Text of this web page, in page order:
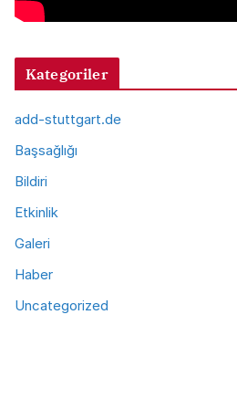
Kategoriler
add-stuttgart.de
Başsağlığı
Bildiri
Etkinlik
Galeri
Haber
Uncategorized